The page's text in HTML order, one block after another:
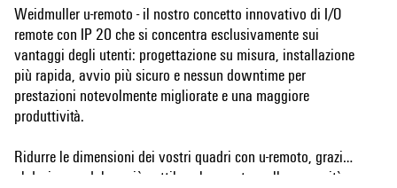
Weidmuller u-remoto - il nostro concetto innovativo di I/O
remote con IP 20 che si concentra esclusivamente sui
vantaggi degli utenti: progettazione su misura, installazione
più rapida, avvio più sicuro e nessun downtime per
prestazioni notevolmente migliorate e una maggiore
produttività.
Ridurre le dimensioni dei vostri quadri con u-remoto, grazie
al design modulare più sottile sul mercato e alla necessità